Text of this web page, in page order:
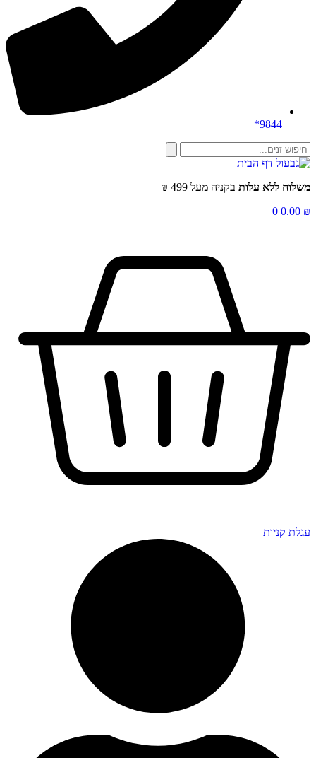
9844*
ללא עלותבקניה מעל 499 ₪
0.00
0
קניות